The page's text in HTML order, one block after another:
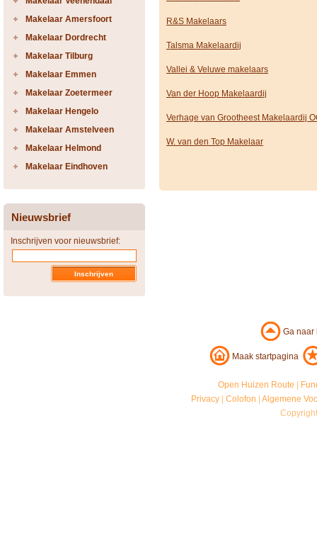
Makelaar Amersfoort
Makelaar Dordrecht
Makelaar Tilburg
Makelaar Emmen
Makelaar Zoetermeer
Makelaar Hengelo
Makelaar Amstelveen
Makelaar Helmond
Makelaar Eindhoven
Nieuwsbrief
Inschrijven voor nieuwsbrief:
R&S Makelaars
Talsma Makelaardij
Vallei & Veluwe makelaars
Van der Hoop Makelaardij
Verhage van Grootheest Makelaardij
W. van den Top Makelaar
Ga
Maak startpagina
Open Huizen Route
Privacy |Colofon |Algemene